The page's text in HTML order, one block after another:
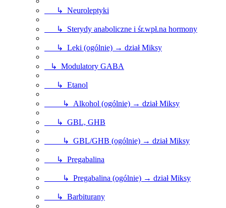
↳ Neuroleptyki
↳ Sterydy anaboliczne i śr.wpł.na hormony
↳ Leki (ogólnie) → dział Miksy
↳ Modulatory GABA
↳ Etanol
↳ Alkohol (ogólnie) → dział Miksy
↳ GBL, GHB
↳ GBL/GHB (ogólnie) → dział Miksy
↳ Pregabalina
↳ Pregabalina (ogólnie) → dział Miksy
↳ Barbiturany